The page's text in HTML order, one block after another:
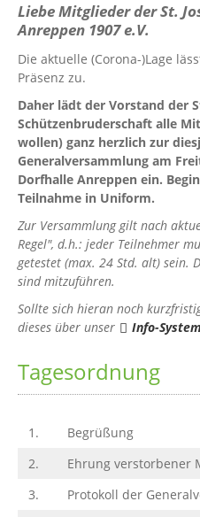
Liebe Mitglieder der St.
Anreppen 1907 e.V.
Die aktuelle (Corona-)Lage
Präsenz zu.
Daher lädt der Vorstand der
Schützenbruderschaft alle
wollen) ganz herzlich zur
Generalversammlung am
Dorfhalle Anreppen ein.
Teilnahme in Uniform.
Zur Versammlung gilt nach
Regel", d.h.: jeder Teilnehmer
getestet (max. 24 Std. alt) sein.
sind mitzuführen.
Sollte sich hieran noch
dieses über unser
Info-
Tagesordnung
1.
Begrüßung
2.
Ehrung verstorbener
3.
Protokoll der